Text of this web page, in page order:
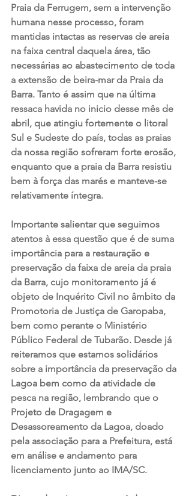
Praia da Ferrugem, sem a intervenção
humana nesse processo, foram
mantidas intactas as reservas de areia
na faixa central daquela área, tão
necessárias ao abastecimento de toda
a extensão de beira-mar da Praia da
Barra. Tanto é assim que na última
ressaca havida no inicio desse mês de
abril, que atingiu fortemente o litoral
Sul e Sudeste do país, todas as praias
da nossa região sofreram forte erosão,
enquanto que a praia da Barra resistiu
bem à força das marés e manteve-se
relativamente íntegra.
Importante salientar que seguimos
atentos à essa questão que é de suma
importância para a restauração e
preservação da faixa de areia da praia
da Barra, cujo monitoramento já é
objeto de Inquérito Civil no âmbito da
Promotoria de Justiça de Garopaba,
bem como perante o Ministério
Público Federal de Tubarão. Desde já
reiteramos que estamos solidários
sobre a importância da preservação da
Lagoa bem como da atividade de
pesca na região, lembrando que o
Projeto de Dragagem e
Desassoreamento da Lagoa, doado
pela associação para a Prefeitura, está
em análise e andamento para
licenciamento junto ao IMA/SC.